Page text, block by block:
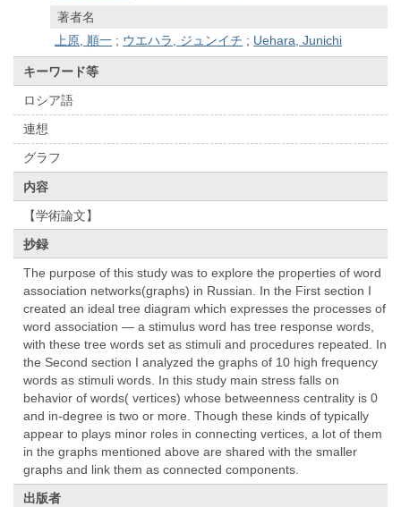
著者名
上原, 順一 ; ウエハラ, ジュンイチ ; Uehara, Junichi
キーワード等
ロシア語
連想
グラフ
内容
【学術論文】
抄録
The purpose of this study was to explore the properties of word
association networks(graphs) in Russian. In the First section I
created an ideal tree diagram which expresses the processes of
word association ― a stimulus word has tree response words,
with these tree words set as stimuli and procedures repeated. In
the Second section I analyzed the graphs of 10 high frequency
words as stimuli words. In this study main stress falls on
behavior of words( vertices) whose betweenness centrality is 0
and in-degree is two or more. Though these kinds of typically
appear to plays minor roles in connecting vertices, a lot of them
in the graphs mentioned above are shared with the smaller
graphs and link them as connected components.
出版者